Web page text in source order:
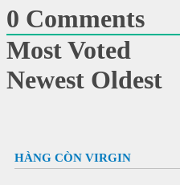
0 Comments
Most Voted
Newest Oldest
HÀNG CÒN VIRGIN